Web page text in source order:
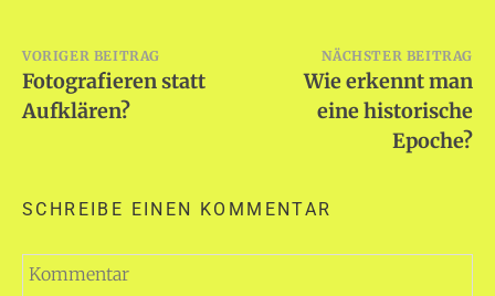
Beitragsnavigation
VORIGER BEITRAG
Fotografieren statt
Aufklären?
NÄCHSTER BEITRAG
Wie erkennt man
eine historische
Epoche?
SCHREIBE EINEN KOMMENTAR